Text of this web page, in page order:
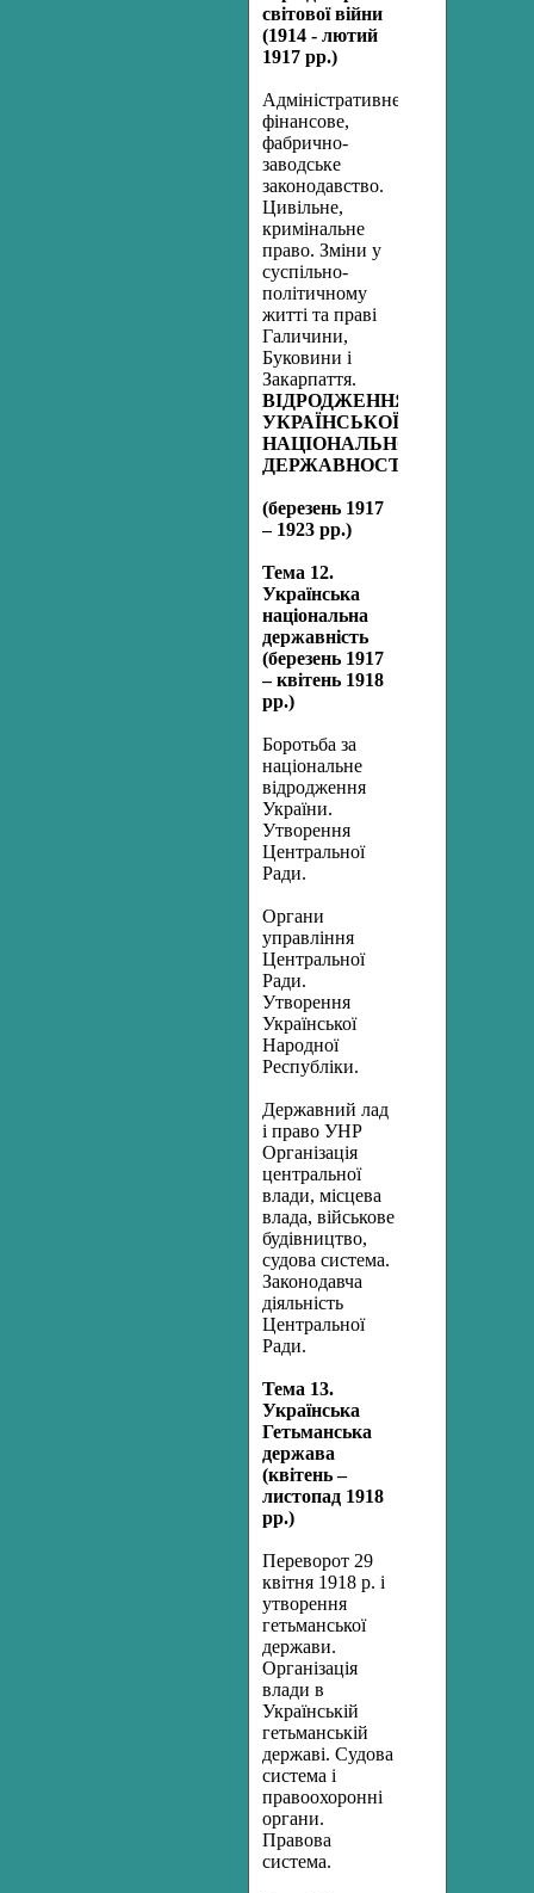
світової війни
(1914 - лютий
1917 рр.)
Адміністративне,
фінансове,
фабрично-
заводське
законодавство.
Цивільне,
кримінальне
право. Зміни у
суспільно-
політичному
житті та праві
Галичини,
Буковини і
Закарпаття.
ВІДРОДЖЕННЯ
УКРАЇНСЬКОЇ
НАЦІОНАЛЬНОЇ
ДЕРЖАВНОСТІ
(березень 1917
– 1923 рр.)
Тема 12.
Українська
національна
державність
(березень 1917
– квітень 1918
рр.)
Боротьба за
національне
відродження
України.
Утворення
Центральної
Ради.
Органи
управління
Центральної
Ради.
Утворення
Української
Народної
Республіки.
Державний лад
і право УНР
Організація
центральної
влади, місцева
влада, військове
будівництво,
судова система.
Законодавча
діяльність
Центральної
Ради.
Тема 13.
Українська
Гетьманська
держава
(квітень –
листопад 1918
рр.)
Переворот 29
квітня 1918 р. і
утворення
гетьманської
держави.
Організація
влади в
Українській
гетьманській
державі. Судова
система і
правоохоронні
органи.
Правова
система.